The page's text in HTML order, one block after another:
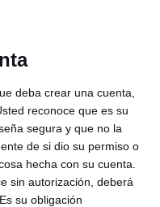
deba crear una cuenta,
reconoce que es su
segura y que no la
de si dio su permiso o
hecha con su cuenta.
sin autorización, deberá
su obligación